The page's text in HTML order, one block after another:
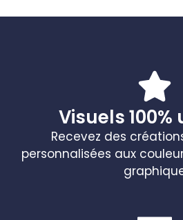
Visuels
Recevez des
personnalisées aux